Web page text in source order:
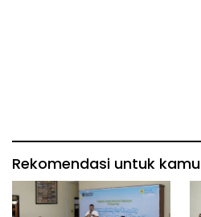
Rekomendasi untuk kamu